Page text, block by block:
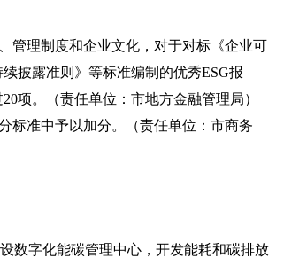
管理制度和企业文化，对于对标《企业可
披露准则》等标准编制的优秀ESG报
项。（责任单位：市地方金融管理局）
标准中予以加分。（责任单位：市商务
数字化能碳管理中心，开发能耗和碳排放